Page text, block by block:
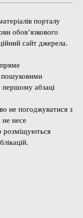
порталу
обов’язкового
сайт джерела.
пошуковими
першому абзаці
не погоджуватися з
не несе
розміщуються